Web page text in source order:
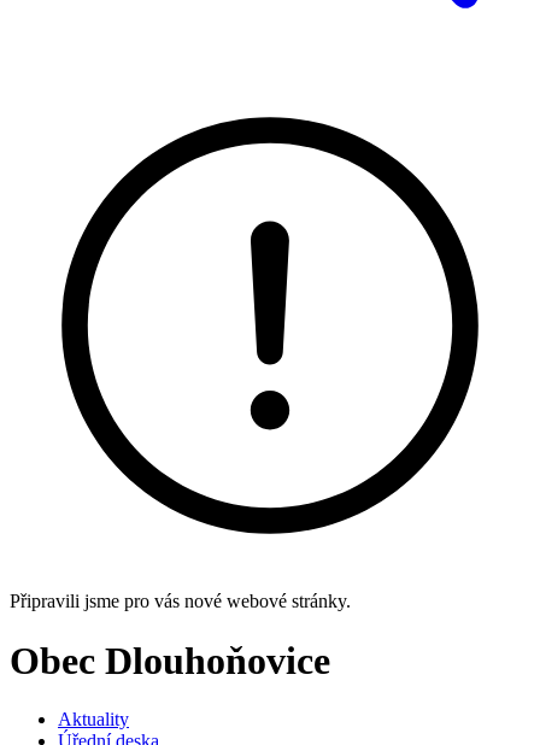
Připravili jsme pro vás nové webové stránky.
Obec Dlouhoňovice
Aktuality